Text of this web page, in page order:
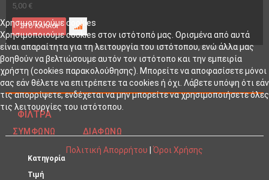
5,00 €
ΦΊΛΤΡΑ
Κατηγορία
Τιμή
Χρησιμοποιούμε cookies
Χρησιμοποιούμε cookies στον ιστότοπό μας. Ορισμένα από αυτά
είναι απαραίτητα για τη λειτουργία του ιστότοπου, ενώ άλλα μας
βοηθούν να βελτιώσουμε αυτόν τον ιστότοπο και την εμπειρία
χρήστη (cookies παρακολούθησης). Μπορείτε να αποφασίσετε μόνοι
σας εάν θέλετε να επιτρέπετε τα cookies ή όχι. Λάβετε υπόψη ότι εάν
τις απορρίψετε, ενδέχεται να μην μπορείτε να χρησιμοποιήσετε όλες
τις λειτουργίες του ιστότοπου.
ΣΥΜΦΩΝΏ
ΔΙΑΦΩΝΏ
Πολιτική Απορρήτου
Όροι Χρήσης